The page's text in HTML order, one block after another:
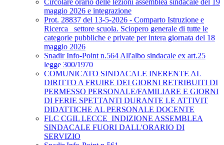
Circolare orario delle lezioni assemblea sindacale del 19
maggio 2026 e integrazione
Prot. 28837 del 13-5-2026 - Comparto Istruzione e
Ricerca_ settore scuola. Sciopero generale di tutte le
categorie pubbliche e private per intera giornata del 18
maggio 2026
Snadir Info-Point n.564 All'albo sindacale ex art.25
legge 300/1970
COMUNICATO SINDACALE INERENTE AL
DIRITTO A FRUIRE DEI GIORNI RETRIBUITI DI
PERMESSO PERSONALE/FAMILIARE E GIORNI
DI FERIE SPETTANTI DURANTE LE ATTIVIT
DIDATTICHE AL PERSONALE DOCENTE
FLC CGIL LECCE_INDIZIONE ASSEMBLEA
SINDACALE FUORI DALL'ORARIO DI
SERVIZIO